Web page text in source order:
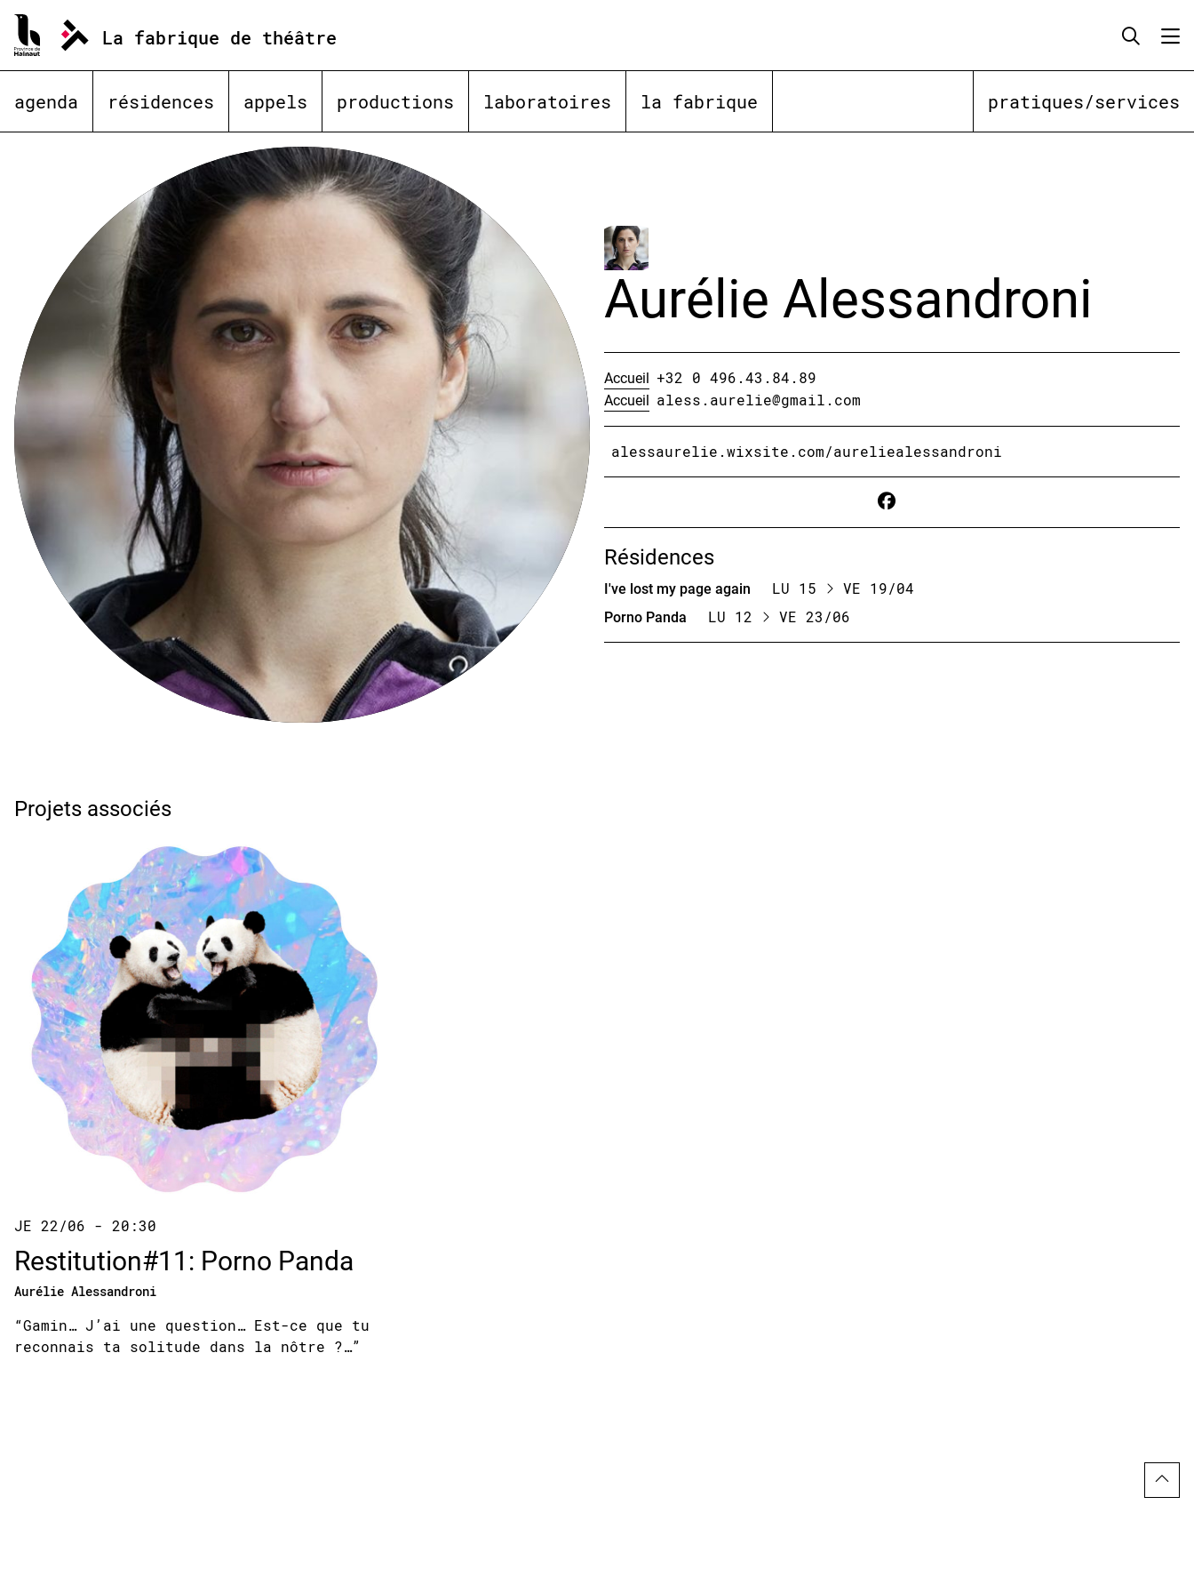
contenu
La fabrique de théâtre
agenda résidences appels productions laboratoires la fabrique pratiques/services
Aurélie Alessandroni
Accueil +32 0 496.43.84.89
Accueil aless.aurelie@gmail.com
alessaurelie.wixsite.com/aureliealessandroni
Résidences
I've lost my page again LU 15
VE 19/04
Porno Panda
LU 12 VE 23/06
Projets associés
JE 22/06 - 20:30
Restitution#11: Porno Panda
Aurélie Alessandroni
“Gamin… J’ai une question… Est-ce que tu
reconnais ta solitude dans la nôtre ?…”